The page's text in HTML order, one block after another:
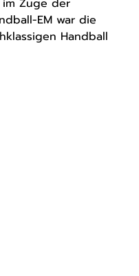
Zuge der
EM war die
Handball